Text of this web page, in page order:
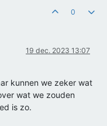
0
19 dec. 2023 13:07
kunnen we zeker wat
wat we zouden
is zo.